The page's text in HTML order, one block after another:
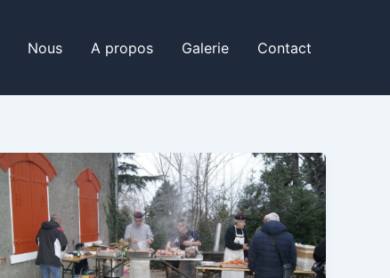
Nous A propos Galerie Contact